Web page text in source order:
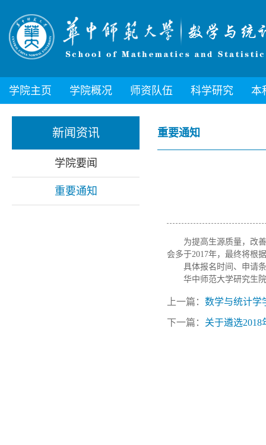
学院主页 学院概况 师资队伍 科学研究 本
新闻资讯
学院要闻
重要通知
重要通知
为提高生源质量，改
会多于2017年，最终将根
具体报名时间、申请
华中师范大学研究生
上一篇： 数学与统计学
下一篇： 关于遴选